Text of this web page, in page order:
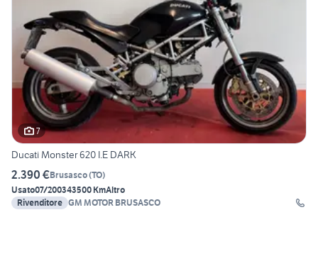
7
Ducati Monster 620 I.E DARK
2.390 €Brusasco(TO)
Usato07/200343500 KmAltro
Rivenditore GM MOTOR BRUSASCO